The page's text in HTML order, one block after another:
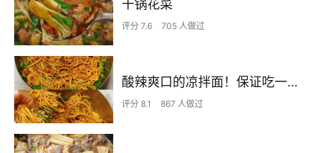
干锅花菜
评分 7.6 705 人做过
酸辣爽口的凉拌面！保证吃一次就上瘾
评分 8.1 867 人做过